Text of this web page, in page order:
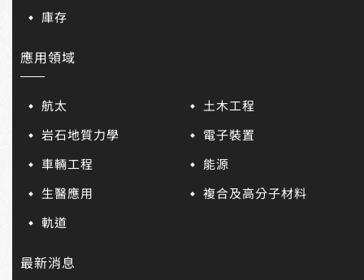
庫存
應用領域
航太
土木工程
岩石地質力學
電子裝置
車輛工程
能源
生醫應用
複合及高分子材料
軌道
最新消息